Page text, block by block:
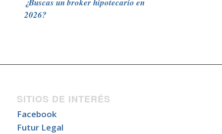
¿Buscas un broker hipotecario en
2026?
SITIOS DE INTERÉS
Facebook
Futur Legal